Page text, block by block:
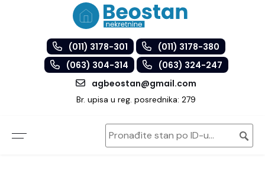
(011) 3178-301
(011) 3178-380
(063) 304-314
(063) 324-247
agbeostan@gmail.com
Br. upisa u reg. posrednika: 279